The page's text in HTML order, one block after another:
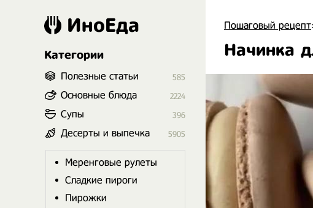
Пошаговый рецепт
Начинка
ИноЕда
Категории
Полезные статьи 585
Основные блюда 2224
Супы 396
Десерты и выпечка 5905
Меренговые рулеты
Сладкие пироги
Пирожки